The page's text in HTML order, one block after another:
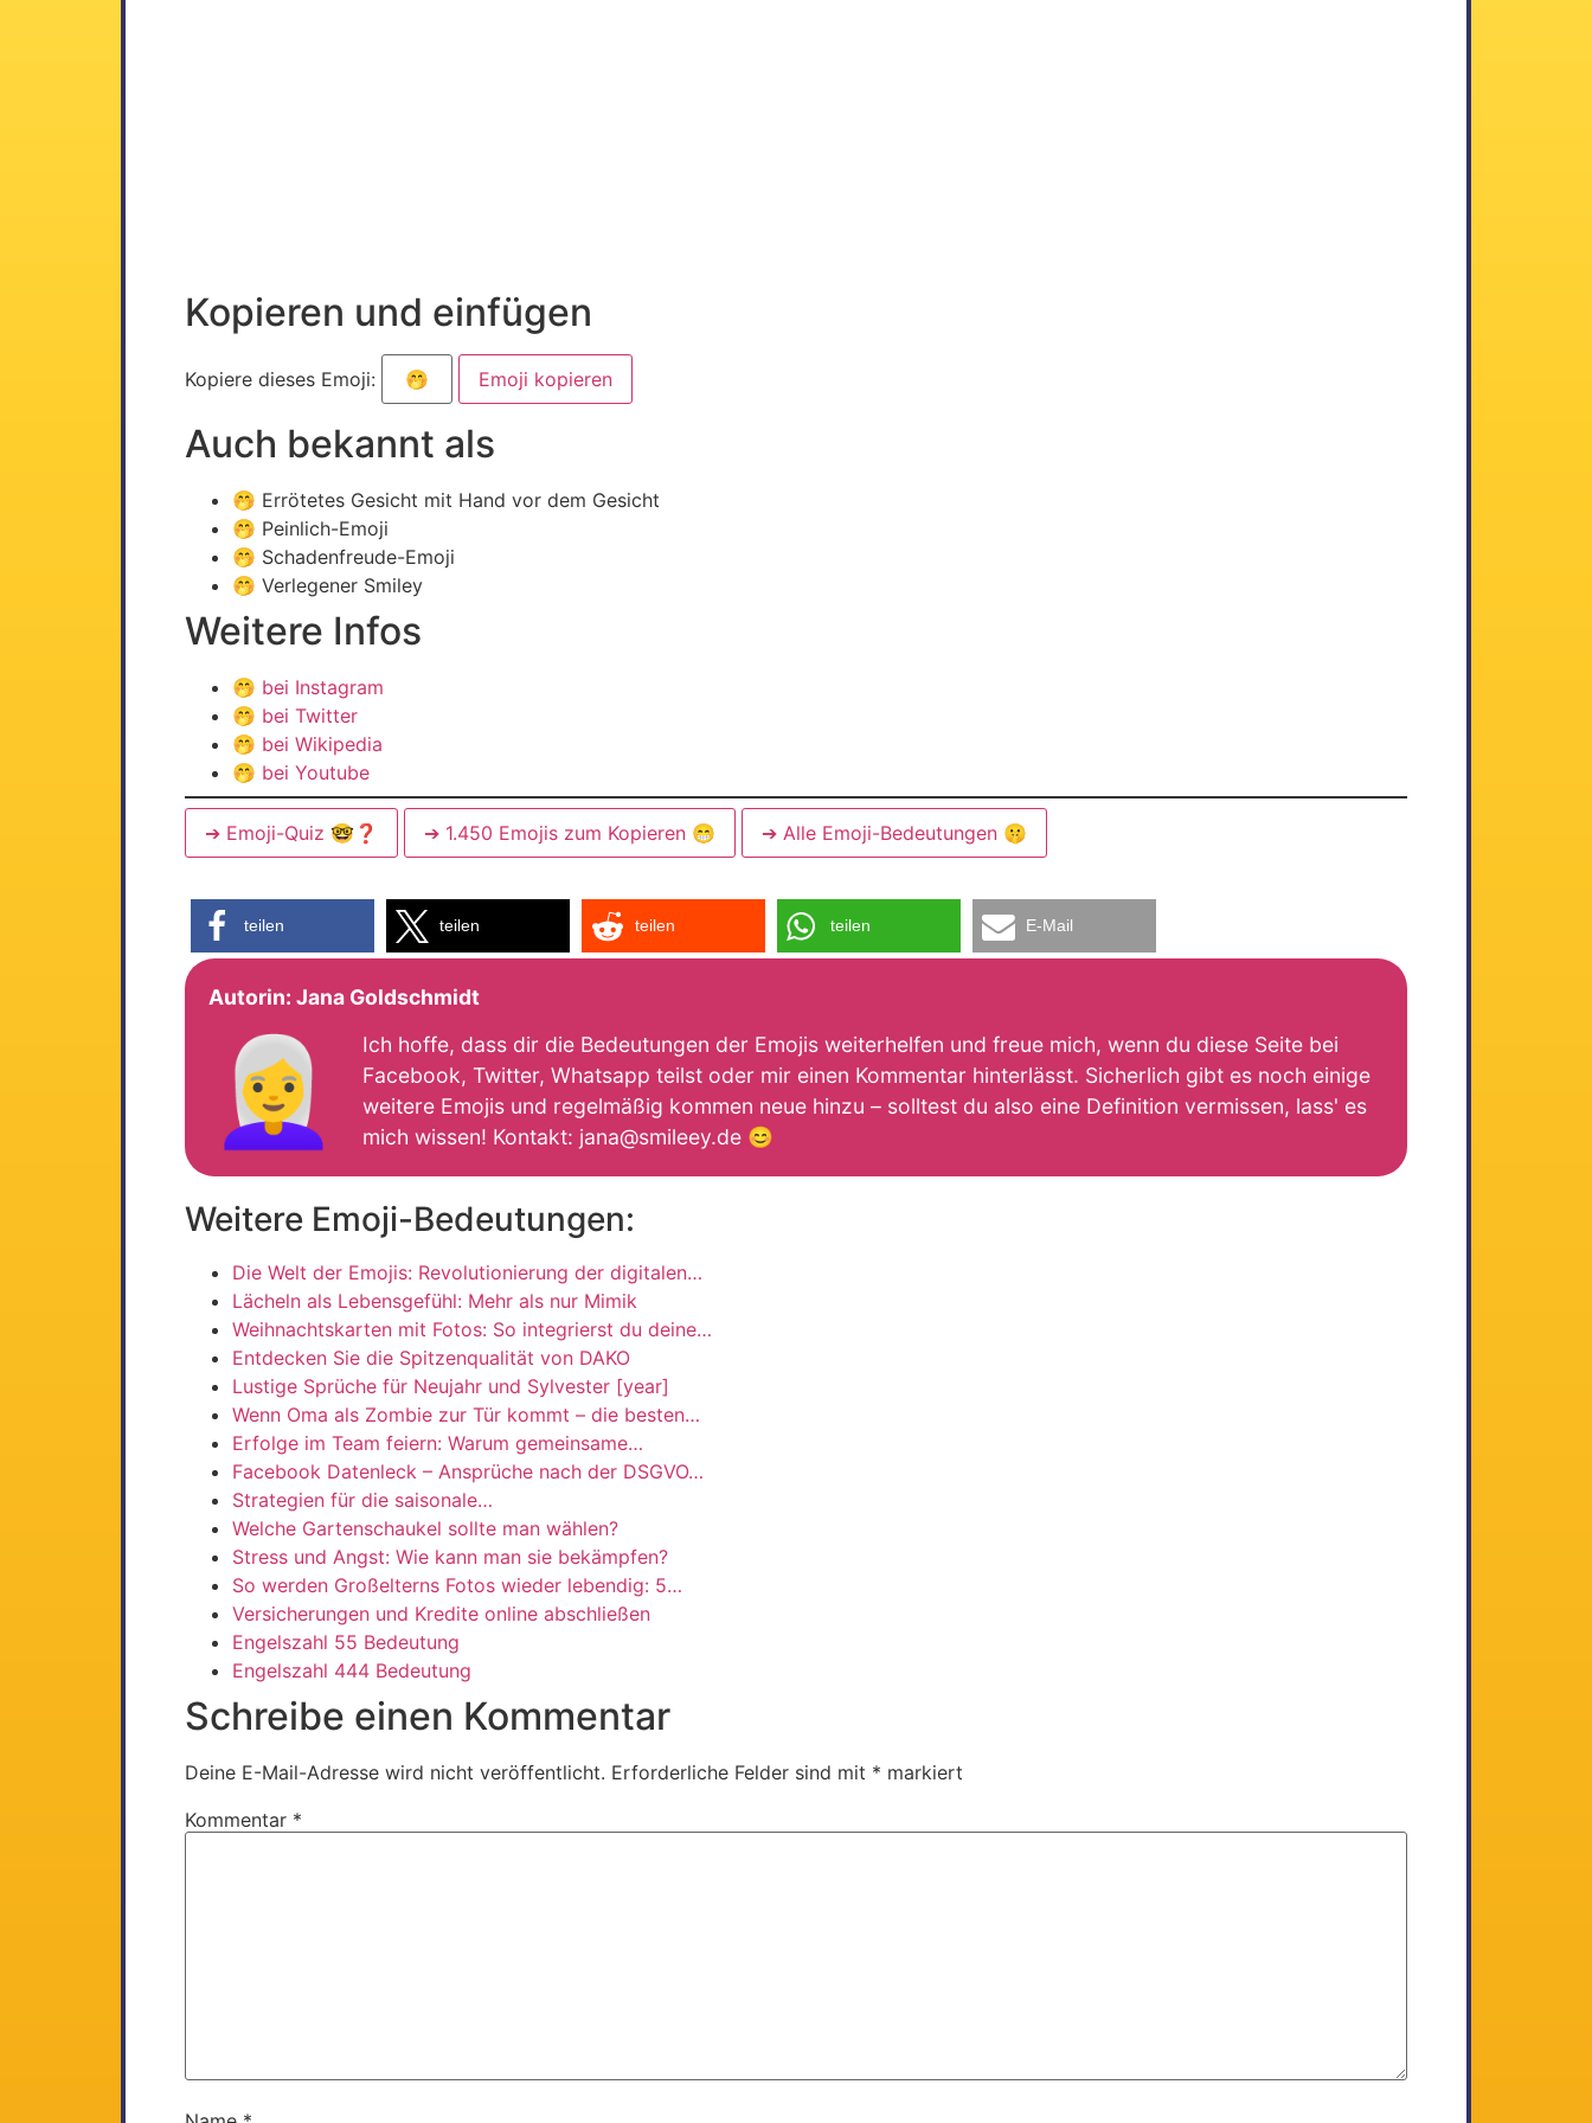
Kopieren und einfügen
Kopiere dieses Emoji: Emoji kopieren
Auch bekannt als
🤭 Errötetes Gesicht mit Hand vor dem Gesicht
🤭 Peinlich-Emoji
🤭 Schadenfreude-Emoji
🤭 Verlegener Smiley
Weitere Infos
🤭 bei Instagram
🤭 bei Twitter
🤭 bei Wikipedia
🤭 bei Youtube
➔ Emoji-Quiz 🤓❓ ➔ 1.450 Emojis zum Kopieren 😁 ➔ Alle Emoji-Bedeutungen 🤫
teilen teilen teilen teilen E-Mail
Autorin: Jana Goldschmidt
👩‍🦳
Ich hoffe, dass dir die Bedeutungen der Emojis weiterhelfen und freue mich, wenn du diese Seite bei
Facebook, Twitter, Whatsapp teilst oder mir einen Kommentar hinterlässt. Sicherlich gibt es noch einige
weitere Emojis und regelmäßig kommen neue hinzu – solltest du also eine Definition vermissen, lass' es
mich wissen! Kontakt: jana@smileey.de 😊
Weitere Emoji-Bedeutungen:
Die Welt der Emojis: Revolutionierung der digitalen…
Lächeln als Lebensgefühl: Mehr als nur Mimik
Weihnachtskarten mit Fotos: So integrierst du deine…
Entdecken Sie die Spitzenqualität von DAKO
Lustige Sprüche für Neujahr und Sylvester [year]
Wenn Oma als Zombie zur Tür kommt – die besten…
Erfolge im Team feiern: Warum gemeinsame…
Facebook Datenleck – Ansprüche nach der DSGVO…
Strategien für die saisonale…
Welche Gartenschaukel sollte man wählen?
Stress und Angst: Wie kann man sie bekämpfen?
So werden Großelterns Fotos wieder lebendig: 5…
Versicherungen und Kredite online abschließen
Engelszahl 55 Bedeutung
Engelszahl 444 Bedeutung
Schreibe einen Kommentar
Deine E-Mail-Adresse wird nicht veröffentlicht. Erforderliche Felder sind mit * markiert
Kommentar *